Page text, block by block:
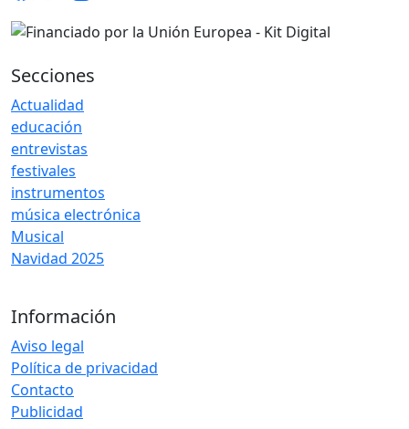
Secciones
Actualidad
educación
entrevistas
festivales
instrumentos
música electrónica
Musical
Navidad 2025
Información
Aviso legal
Política de privacidad
Contacto
Publicidad